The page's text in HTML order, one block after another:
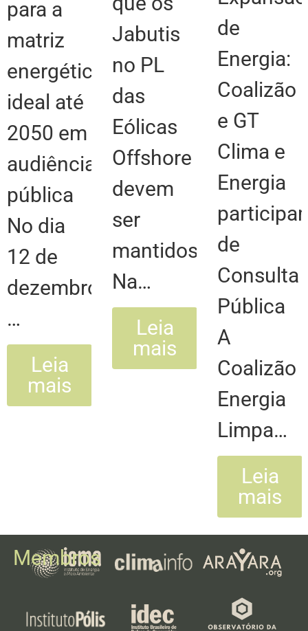
para a
matriz
energética
ideal até
2050 em
audiência
pública
No dia
12 de
dezembro,
…
Leia
mais
Jabutis
no PL
das
Eólicas
Offshore
devem
ser
mantidos
Na…
Leia
mais
de
Energia:
Coalizão
e GT
Clima e
Energia
de
Consulta
Pública
A
Coalizão
Energia
Limpa…
Leia
mais
Membros